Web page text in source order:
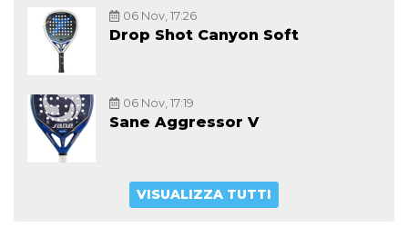
06 Nov, 17:26
Drop Shot Canyon Soft
06 Nov, 17:19
Sane Aggressor V
VISUALIZZA TUTTI